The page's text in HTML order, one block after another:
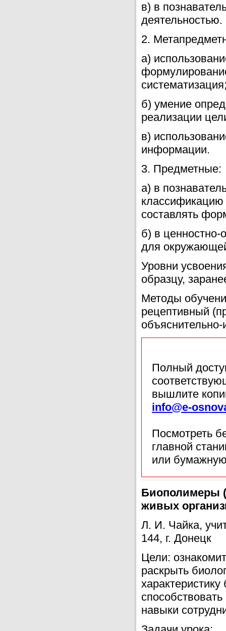
в) в
деятельностью.
2.
а)
б) умение
реализации
в)
информации.
3. Предметные:
а) в
классификацию
составлять
б) в
для
Уровни
образцу,
Методы
рецептивный
Полный
вышлите
info@e-
Посмотреть
главной
или
Биополимеры
живых
Л. И. Чайка,
144, г. Донецк
Цели:
раскрыть
навыки